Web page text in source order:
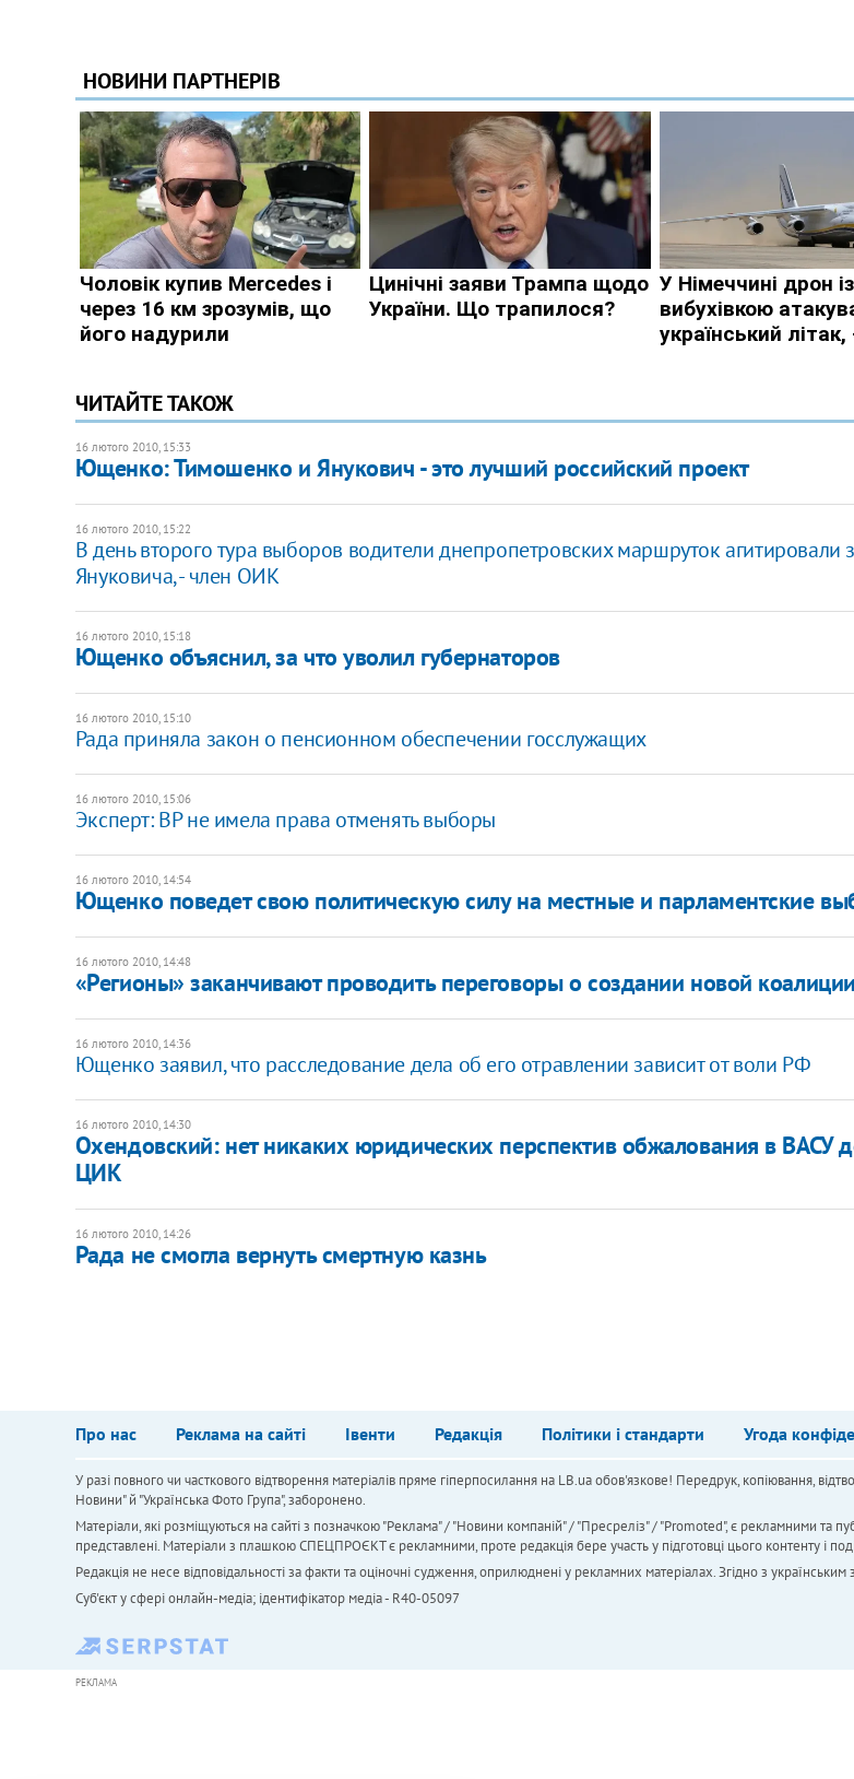
ЧИТАЙТЕ ТАКОЖ
16 лютого 2010, 15:33
Ющенко: Тимошенко и Янукович - это лучший российский проект
16 лютого 2010, 15:22
В день второго тура выборов водители днепропетровских маршруток агитировали
Януковича, - член ОИК
16 лютого 2010, 15:18
Ющенко объяснил, за что уволил губернаторов
16 лютого 2010, 15:10
Рада приняла закон о пенсионном обеспечении госслужащих
16 лютого 2010, 15:06
Эксперт: ВР не имела права отменять выборы
16 лютого 2010, 14:54
Ющенко поведет свою политическую силу на местные и парламентские
16 лютого 2010, 14:48
«Регионы» заканчивают проводить переговоры о создании новой коалиции
16 лютого 2010, 14:36
Ющенко заявил, что расследование дела об его отравлении зависит от воли РФ
16 лютого 2010, 14:30
Охендовский: нет никаких юридических перспектив обжалования в ВАСУ
ЦИК
16 лютого 2010, 14:26
Рада не смогла вернуть смертную казнь
Про нас Реклама на сайті Івенти Редакція Політики і стандарти Угода
У разі повного чи часткового відтворення матеріалів пряме гіперпосилання на LB.ua обов'язкове! Передрук, копіювання,
Новини" й "Українська Фото Група", заборонено.
Матеріали, які розміщуються на сайті з позначкою "Реклама" / "Новини компаній" / "Пресреліз" / "Promoted", є рекламними та
представлені. Матеріали з плашкою СПЕЦПРОЄКТ є рекламними, проте редакція бере участь у підготовці цього контенту і
Редакція не несе відповідальності за факти та оціночні судження, оприлюднені у рекламних матеріалах. Згідно з
Cуб'єкт у сфері онлайн-медіа; ідентифікатор медіа - R40-05097
РЕКЛАМА